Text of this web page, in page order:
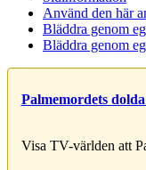
Använd den här
Bläddra genom
Bläddra genom
Palmemordets
Visa TV-världen att